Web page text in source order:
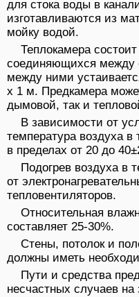
для стока воды в
изготавливаются из
мойку водой.
Теплокамера
соединяющихся между
между ними
x 1 м. Предкамера
дымовой, так и
В зависимости от
температура воздуха в
в пределах от 20 до
Подогрев воздуха в
от
тепловентиляторов.
Относительная
составляет 25-30%.
Стены, потолок и
должны иметь
Пути и средства
несчастных случаев на